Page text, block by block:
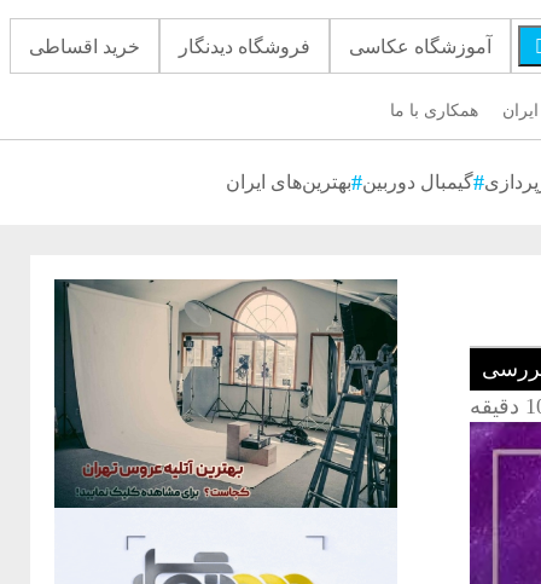
آموزشگاه عکاسی فروشگاه دیدنگار خرید اقساطی
همکاری با ما
گیمبال دوربین بهترین‌های ایران